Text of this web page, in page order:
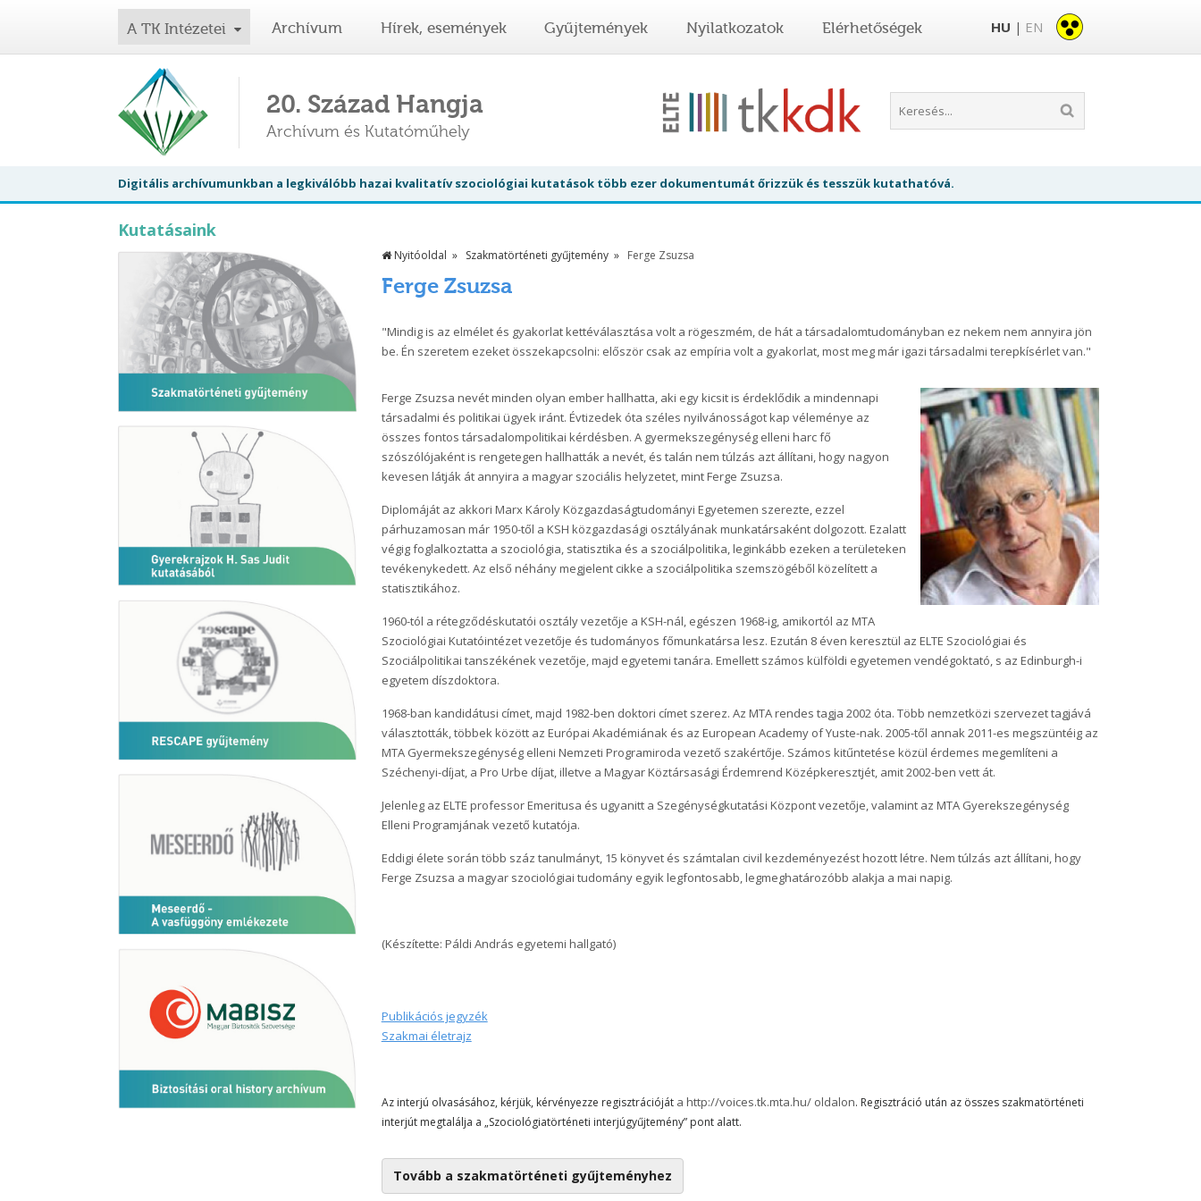
A TK Intézetei Archívum Hírek, események Gyűjtemények Nyilatkozatok Elérhetőségek HU | EN
20. Század Hangja
Archívum és Kutatóműhely
Digitális archívumunkban a legkiválóbb hazai kvalitatív szociológiai kutatások több ezer dokumentumát őrizzük és tesszük kutathatóvá.
Kutatásaink
Nyitóoldal Szakmatörténeti gyűjtemény Ferge Zsuzsa
Ferge Zsuzsa
"Mindig is az elmélet és gyakorlat kettéválasztása volt a rögeszmém, de hát a társadalomtudományban ez nekem nem annyira jön
be. Én szeretem ezeket összekapcsolni: először csak az empíria volt a gyakorlat, most meg már igazi társadalmi terepkísérlet van."
Ferge Zsuzsa nevét minden olyan ember hallhatta, aki egy kicsit is érdeklődik a mindennapi
társadalmi és politikai ügyek iránt. Évtizedek óta széles nyilvánosságot kap véleménye az
összes fontos társadalompolitikai kérdésben. A gyermekszegénység elleni harc fő
szószólójaként is rengetegen hallhatták a nevét, és talán nem túlzás azt állítani, hogy nagyon
kevesen látják át annyira a magyar szociális helyzetet, mint Ferge Zsuzsa.
Diplomáját az akkori Marx Károly Közgazdaságtudományi Egyetemen szerezte, ezzel
párhuzamosan már 1950-től a KSH közgazdasági osztályának munkatársaként dolgozott. Ezalatt
végig foglalkoztatta a szociológia, statisztika és a szociálpolitika, leginkább ezeken a területeken
tevékenykedett. Az első néhány megjelent cikke a szociálpolitika szemszögéből közelített a
statisztikához.
1960-tól a rétegződéskutatói osztály vezetője a KSH-nál, egészen 1968-ig, amikortól az MTA
Szociológiai Kutatóintézet vezetője és tudományos főmunkatársa lesz. Ezután 8 éven keresztül az ELTE Szociológiai és
Szociálpolitikai tanszékének vezetője, majd egyetemi tanára. Emellett számos külföldi egyetemen vendégoktató, s az Edinburgh-i
egyetem díszdoktora.
1968-ban kandidátusi címet, majd 1982-ben doktori címet szerez. Az MTA rendes tagja 2002 óta. Több nemzetközi szervezet tagjává
választották, többek között az Európai Akadémiának és az European Academy of Yuste-nak. 2005-től annak 2011-es megszüntéig az
MTA Gyermekszegénység elleni Nemzeti Programiroda vezető szakértője. Számos kitűntetése közül érdemes megemlíteni a
Széchenyi-díjat, a Pro Urbe díjat, illetve a Magyar Köztársasági Érdemrend Középkeresztjét, amit 2002-ben vett át.
Jelenleg az ELTE professor Emeritusa és ugyanitt a Szegénységkutatási Központ vezetője, valamint az MTA Gyerekszegénység
Elleni Programjának vezető kutatója.
Eddigi élete során több száz tanulmányt, 15 könyvet és számtalan civil kezdeményezést hozott létre. Nem túlzás azt állítani, hogy
Ferge Zsuzsa a magyar szociológiai tudomány egyik legfontosabb, legmeghatározóbb alakja a mai napig.
(Készítette: Páldi András egyetemi hallgató)
Publikációs jegyzék
Szakmai életrajz
Az interjú olvasásához, kérjük, kérvényezze regisztrációjáta http://voices.tk.mta.hu/ oldalon. Regisztráció után az összes szakmatörténeti
interjút megtalálja a „Szociológiatörténeti interjúgyűjtemény” pont alatt.
Tovább a szakmatörténeti gyűjteményhez